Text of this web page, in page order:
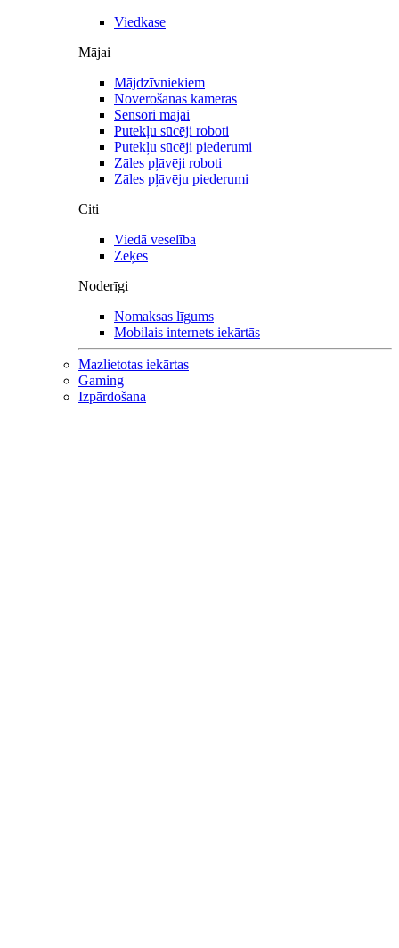
Viedkase
Mājai
Mājdzīvniekiem
Novērošanas kameras
Sensori mājai
Putekļu sūcēji roboti
Putekļu sūcēji piederumi
Zāles pļāvēji roboti
Zāles pļāvēju piederumi
Citi
Viedā veselība
Zeķes
Noderīgi
Nomaksas līgums
Mobilais internets iekārtās
Mazlietotas iekārtas
Gaming
Izpārdošana